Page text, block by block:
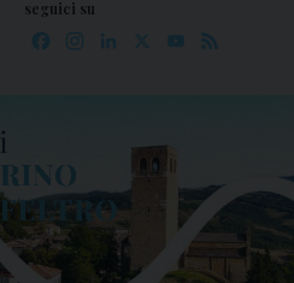
seguici su
Facebook
Instagram
LinkedIn YouTube